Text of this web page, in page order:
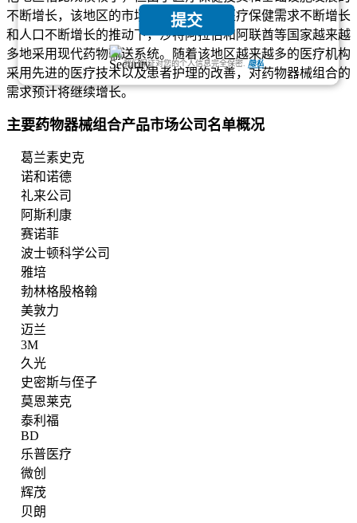
提交
我们保证对您的个人信息完全保密. 隐私
不断增长，该地区的市场正在扩大。在医疗保健需求不断增长
和人口不断增长的推动下，沙特阿拉伯和阿联酋等国家越来越
多地采用现代药物输送系统。随着该地区越来越多的医疗机构
采用先进的医疗技术以及患者护理的改善，对药物器械组合的
需求预计将继续增长。
主要药物器械组合产品市场公司名单概况
葛兰素史克
诺和诺德
礼来公司
阿斯利康
赛诺菲
波士顿科学公司
雅培
勃林格殷格翰
美敦力
迈兰
3M
久光
史密斯与侄子
莫恩莱克
泰利福
BD
乐普医疗
微创
辉茂
贝朗